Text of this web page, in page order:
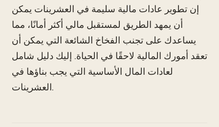
إن تطوير عادات مالية سليمة في العشرينات يمكن
أن يمهد الطريق لمستقبل مالي أكثر أمانًا، مما
يساعدك على تجنب الفخاخ الشائعة التي يمكن أن
تعقد أمورك المالية لاحقًا في الحياة. إليك دليل شامل
لعادات المال الأساسية التي يجب بناؤها في
العشرينات.